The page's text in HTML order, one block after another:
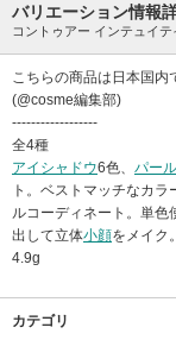
バリエーション情報
コントゥアー インテュイ
こちらの商品は日本国内
(@cosme編集部)
------------------
全4種
アイシャドウ6色、 パール
ト。ベストマッチなカ
ルコーディネート。単色
出して立体小顔をメイク
4.9g
カテゴリ